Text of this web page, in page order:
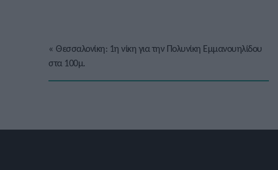
« Θεσσαλονίκη: 1η νίκη για την Πολυνίκη Εμμανουηλίδου
στα 100μ.